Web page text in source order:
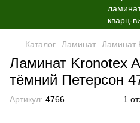
Каталог Ламинат Ламинат
Ламинат Kronotex
тёмний Петерсон
Артикул: 4766 1